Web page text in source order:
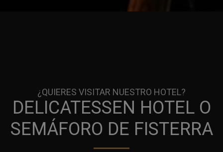
¿QUIERES VISITAR NUESTRO HOTEL?
DELICATESSEN HOTEL O
SEMÁFORO DE FISTERRA